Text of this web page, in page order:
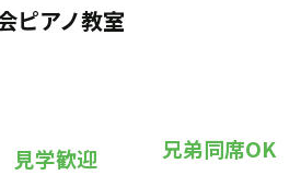
ピアノ教室
見学歓迎 兄弟同席OK